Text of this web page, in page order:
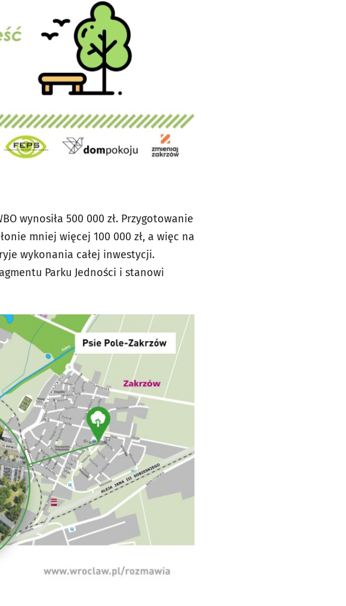
wynosiła 500 000 zł. Przygotowanie
mniej więcej 100 000 zł, a więc na
wykonania całej inwestycji.
Parku Jedności i stanowi